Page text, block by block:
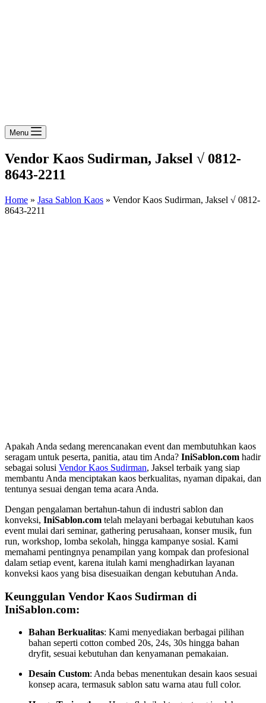
Menu
Vendor Kaos Sudirman, Jaksel √ 0812-
8643-2211
Home » Jasa Sablon Kaos » Vendor Kaos Sudirman, Jaksel √ 0812-
8643-2211
Apakah Anda sedang merencanakan event dan membutuhkan kaos
seragam untuk peserta, panitia, atau tim Anda? IniSablon.com hadir
sebagai solusi Vendor Kaos Sudirman, Jaksel terbaik yang siap
membantu Anda menciptakan kaos berkualitas, nyaman dipakai, dan
tentunya sesuai dengan tema acara Anda.
Dengan pengalaman bertahun-tahun di industri sablon dan
konveksi, IniSablon.com telah melayani berbagai kebutuhan kaos
event mulai dari seminar, gathering perusahaan, konser musik, fun
run, workshop, lomba sekolah, hingga kampanye sosial. Kami
memahami pentingnya penampilan yang kompak dan profesional
dalam setiap event, karena itulah kami menghadirkan layanan
konveksi kaos yang bisa disesuaikan dengan kebutuhan Anda.
Keunggulan Vendor Kaos Sudirman di
IniSablon.com:
Bahan Berkualitas: Kami menyediakan berbagai pilihan
bahan seperti cotton combed 20s, 24s, 30s hingga bahan
dryfit, sesuai kebutuhan dan kenyamanan pemakaian.
Desain Custom: Anda bebas menentukan desain kaos sesuai
konsep acara, termasuk sablon satu warna atau full color.